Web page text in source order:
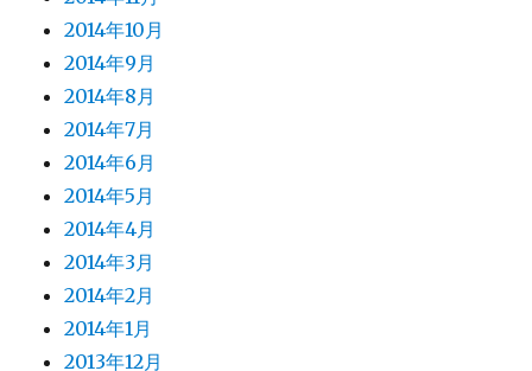
2014年10月
2014年9月
2014年8月
2014年7月
2014年6月
2014年5月
2014年4月
2014年3月
2014年2月
2014年1月
2013年12月